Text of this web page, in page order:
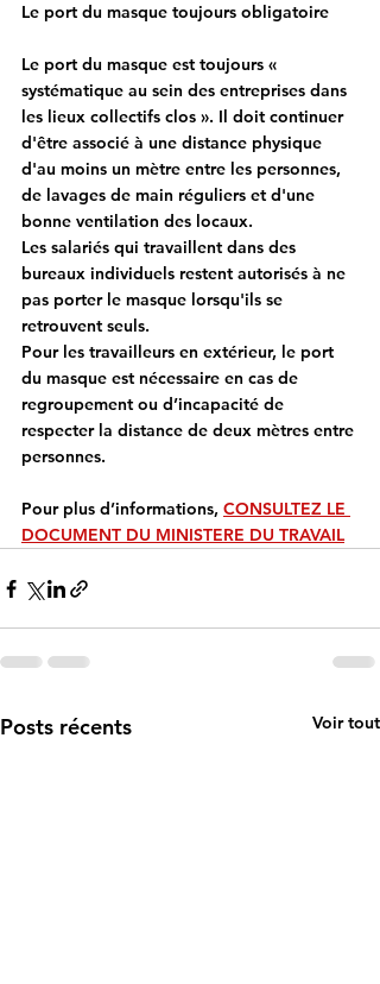
Le port du masque toujours obligatoire
Le port du masque est toujours «
systématique au sein des entreprises dans
les lieux collectifs clos ». Il doit continuer
d'être associé à une distance physique
d'au moins un mètre entre les personnes,
de lavages de main réguliers et d'une
bonne ventilation des locaux.
Les salariés qui travaillent dans des
bureaux individuels restent autorisés à ne
pas porter le masque lorsqu'ils se
retrouvent seuls.
Pour les travailleurs en extérieur, le port
du masque est nécessaire en cas de
regroupement ou d’incapacité de
respecter la distance de deux mètres entre
personnes.
Pour plus d’informations, CONSULTEZ LE
DOCUMENT DU MINISTERE DU TRAVAIL
Posts récents Voir tout